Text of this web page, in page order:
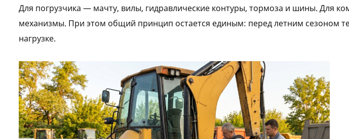
Для погрузчика — мачту, вилы, гидравлические контуры, тормоза и шины. Для
механизмы. При этом общий принцип остается единым: перед летним сезоном
нагрузке.